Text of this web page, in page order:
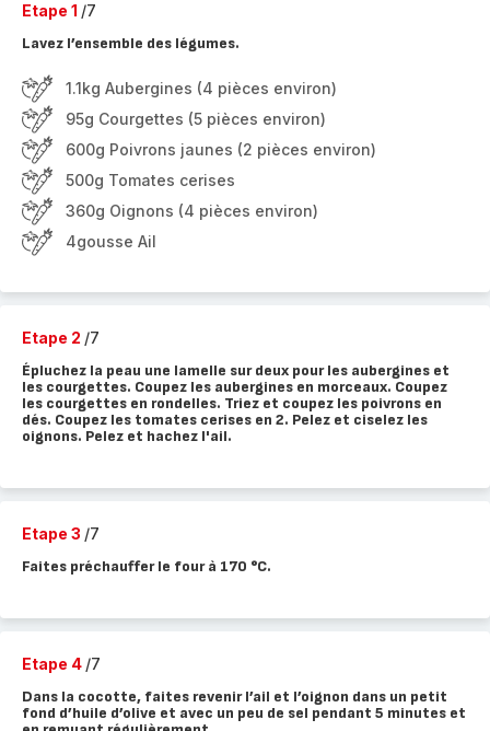
Etape 1 /7
Lavez l’ensemble des légumes.
1.1kg Aubergines (4 pièces environ)
95g Courgettes (5 pièces environ)
600g Poivrons jaunes (2 pièces environ)
500g Tomates cerises
360g Oignons (4 pièces environ)
4gousse Ail
Etape 2 /7
Épluchez la peau une lamelle sur deux pour les aubergines et
les courgettes. Coupez les aubergines en morceaux. Coupez
les courgettes en rondelles. Triez et coupez les poivrons en
dés. Coupez les tomates cerises en 2. Pelez et ciselez les
oignons. Pelez et hachez l'ail.
Etape 3 /7
Faites préchauffer le four à 170 °C.
Etape 4 /7
Dans la cocotte, faites revenir l’ail et l’oignon dans un petit
fond d’huile d’olive et avec un peu de sel pendant 5 minutes et